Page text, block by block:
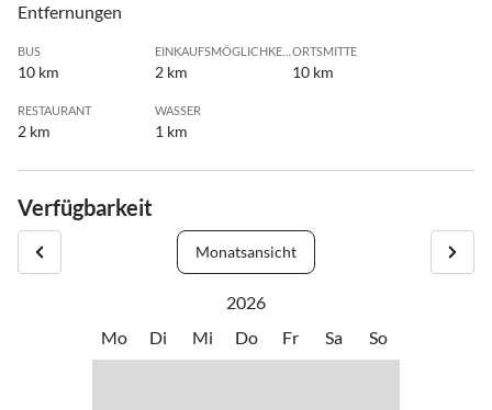
Entfernungen
BUS
10 km
EINKAUFSMÖGLICHKEIT
2 km
ORTSMITTE
10 km
RESTAURANT
2 km
WASSER
1 km
Verfügbarkeit
Monatsansicht
2026
Mo
Di Mi Do Fr Sa So